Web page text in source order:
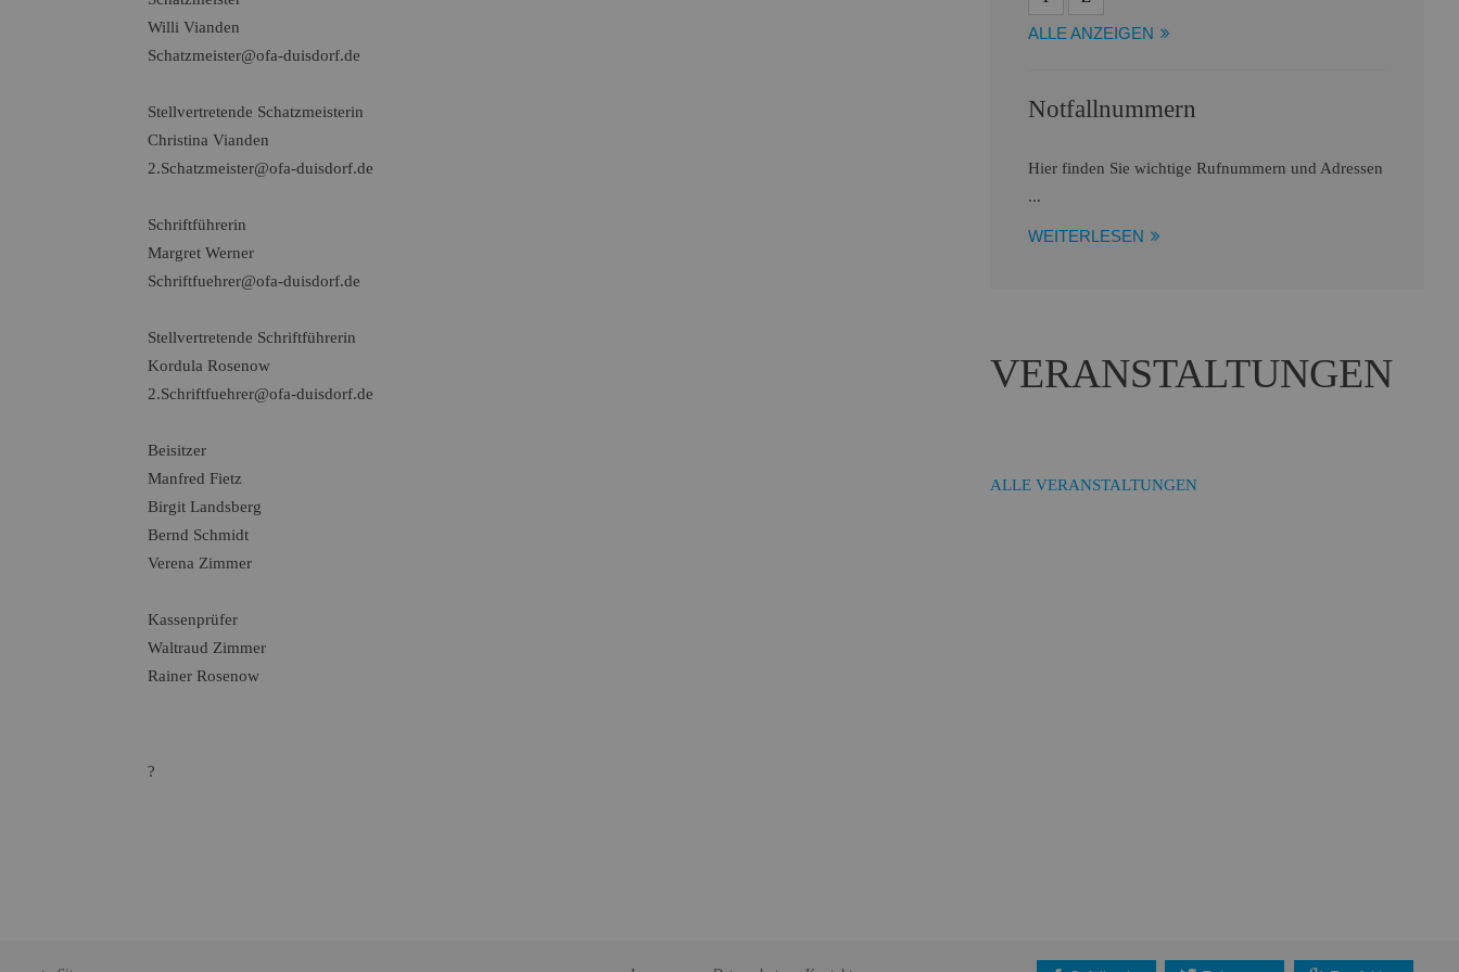
Willi Vianden
Schatzmeister@ofa-duisdorf.de
Stellvertretende Schatzmeisterin
Christina Vianden
2.Schatzmeister@ofa-duisdorf.de
Schriftführerin
Margret Werner
Schriftfuehrer@ofa-duisdorf.de
Stellvertretende Schriftführerin
Kordula Rosenow
2.Schriftfuehrer@ofa-duisdorf.de
Beisitzer
Manfred Fietz
Birgit Landsberg
Bernd Schmidt
Verena Zimmer
Kassenprüfer
Waltraud Zimmer
Rainer Rosenow
?
ALLE ANZEIGEN
Notfallnummern
Hier finden Sie wichtige Rufnummern und Adressen
...
WEITERLESEN
VERANSTALTUNGEN
ALLE VERANSTALTUNGEN